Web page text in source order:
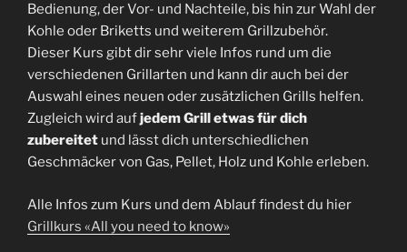
Bedienung, der Vor- und Nachteile, bis hin zur Wahl der
Kohle oder Briketts und weiterem Grillzubehör.
Dieser Kurs gibt dir sehr viele Infos rund um die
verschiedenen Grillarten und kann dir auch bei der
Auswahl eines neuen oder zusätzlichen Grills helfen.
Zugleich wird aufjedem Grill etwas für dich
zubereitet und lässt dich unterschiedlichen
Geschmäcker von Gas, Pellet, Holz und Kohle erleben.
Alle Infos zum Kurs und dem Ablauf findest du hier
Grillkurs «All you need to know»